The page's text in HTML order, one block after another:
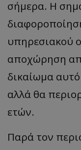
σήμερα. Η
υπηρεσιακού
αποχώρηση
δικαίωμα
αλλά θα
ετών.
Παρά τον